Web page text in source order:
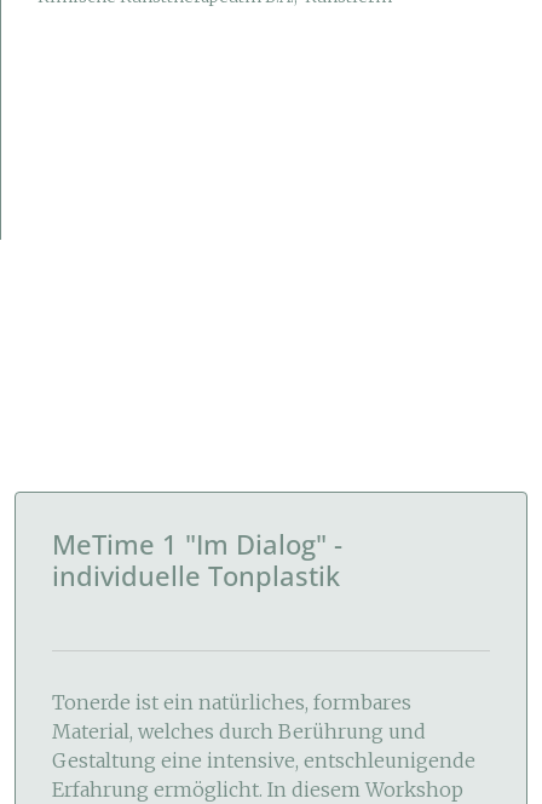
MeTime 1 "Im Dialog" -
individuelle Tonplastik
Tonerde ist ein natürliches, formbares
Material, welches durch Berührung und
Gestaltung eine intensive, entschleunigende
Erfahrung ermöglicht. In diesem Workshop